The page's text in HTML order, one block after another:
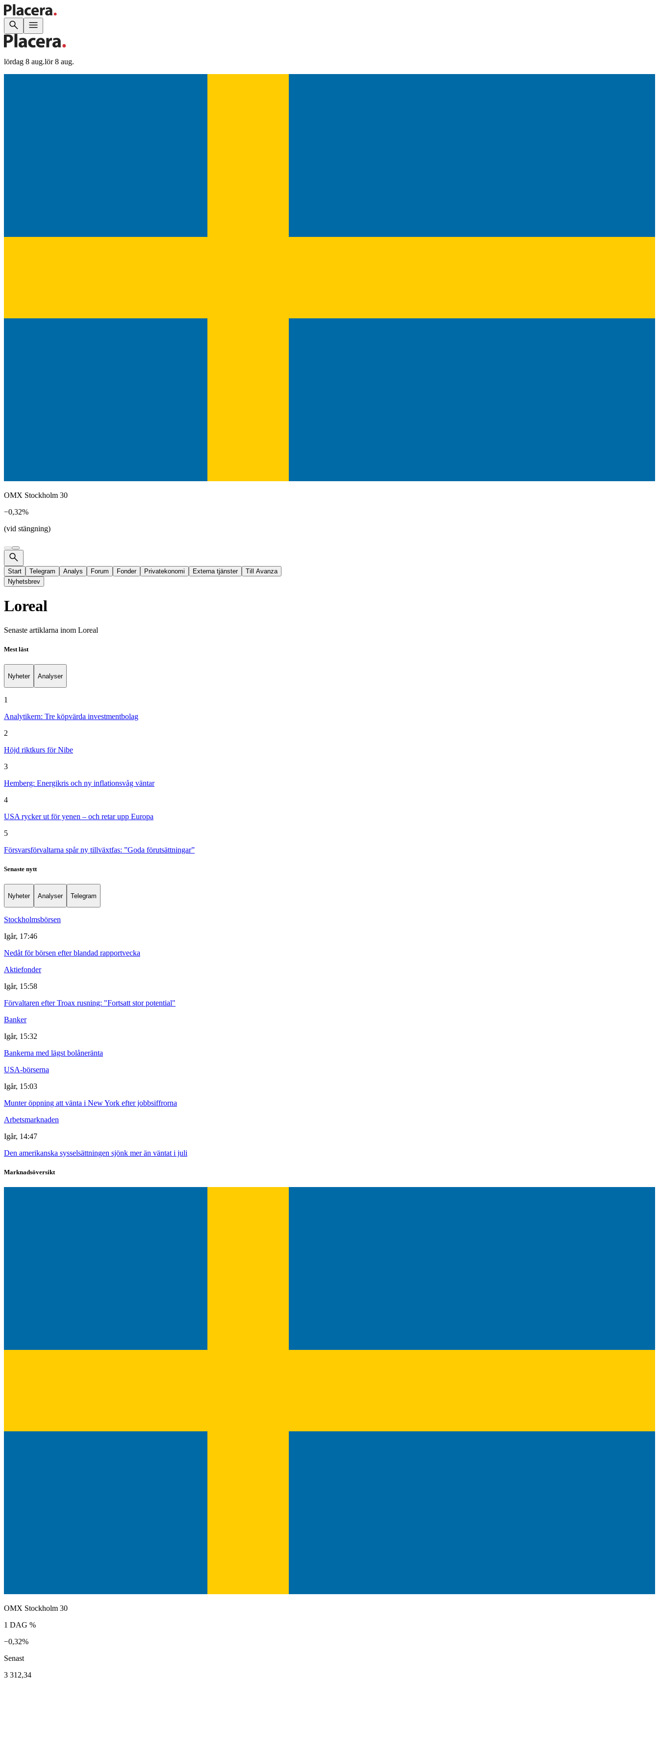
lördag 8 aug.lör 8 aug.
OMX Stockholm 30
−0,32%
(vid stängning)
Start Telegram Analys Forum Fonder Privatekonomi Externa tjänster
Till Avanza
Nyhetsbrev
Loreal
Senaste artiklarna inom Loreal
Mest läst
Nyheter Analyser
1
Analytikern: Tre köpvärda investmentbolag
2
Höjd riktkurs för Nibe
3
Hemberg: Energikris och ny inflationsvåg väntar
4
USA rycker ut för yenen – och retar upp Europa
5
Försvarsförvaltarna spår ny tillväxtfas: ”Goda förutsättningar”
Senaste nytt
Nyheter Analyser Telegram
Stockholmsbörsen
Igår, 17:46
Nedåt för börsen efter blandad rapportvecka
Aktiefonder
Igår, 15:58
Förvaltaren efter Troax rusning: "Fortsatt stor potential"
Banker
Igår, 15:32
Bankerna med lägst bolåneränta
USA-börserna
Igår, 15:03
Munter öppning att vänta i New York efter jobbsiffrorna
Arbetsmarknaden
Igår, 14:47
Den amerikanska sysselsättningen sjönk mer än väntat i juli
Marknadsöversikt
OMX Stockholm 30
1 DAG %
−0,32%
Senast
3 312,34